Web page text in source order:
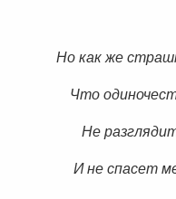
Но как же
Что
Не
И не спасет